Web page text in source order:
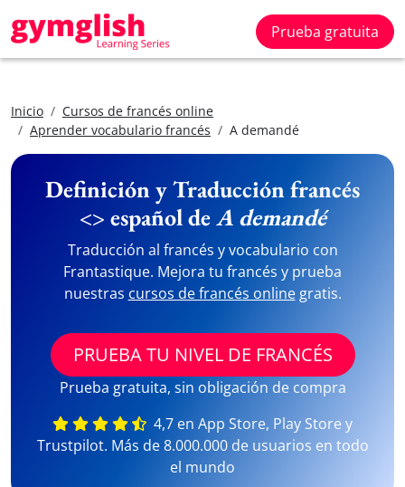
Prueba gratuita
Inicio
Cursos de francés online
Aprender vocabulario francés
A demandé
Definición y Traducción francés
<> español deA demandé
Traducción al francés y vocabulario con
Frantastique. Mejora tu francés y prueba
nuestras cursos de francés onlinegratis.
PRUEBA TU NIVEL DE FRANCÉS
Prueba gratuita, sin obligación de compra
4,7 en App Store, Play Store y
Trustpilot. Más de 8.000.000 de usuarios en todo
el mundo